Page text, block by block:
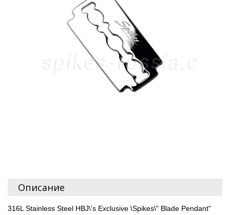
Описание
316L Stainless Steel HBJ\'s Exclusive \Spikes\" Blade Pendant"